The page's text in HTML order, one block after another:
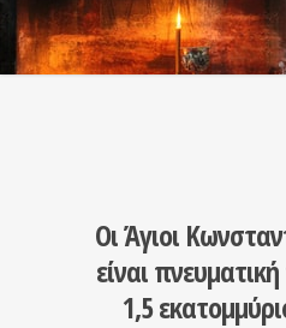
Οι Άγιοι
είναι
1,5